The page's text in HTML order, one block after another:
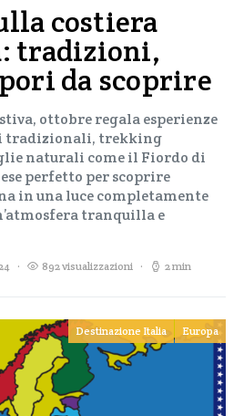
costiera
tradizioni,
da scoprire
ottobre regala esperienze
tradizionali, trekking
naturali come il Fiordo di
perfetto per scoprire
in una luce completamente
tranquilla e
892 visualizzazioni 2 min
Destinazione Italia Europa